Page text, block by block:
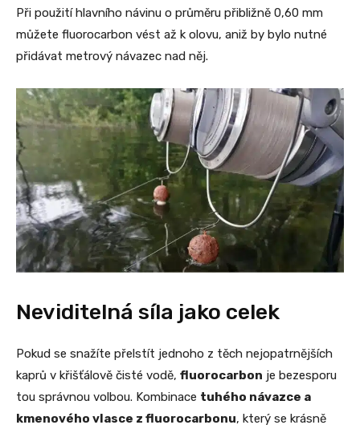
Při použití hlavního návinu o průměru přibližně 0,60 mm
můžete fluorocarbon vést až k olovu, aniž by bylo nutné
přidávat metrový návazec nad něj.
Neviditelná síla jako celek
Pokud se snažíte přelstít jednoho z těch nejopatrnějších
kaprů v křišťálově čisté vodě, fluorocarbon je bezesporu
tou správnou volbou. Kombinace tuhého návazce a
kmenového vlasce z fluorocarbonu, který se krásně